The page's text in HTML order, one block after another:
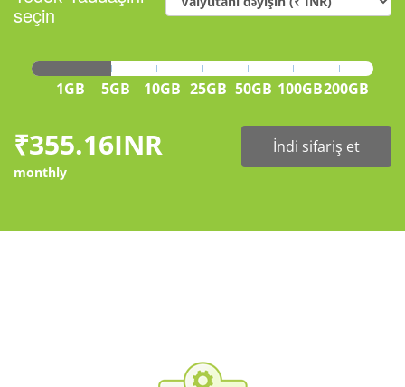
seçin
1GB 5GB 10GB 25GB 50GB 100GB200GB
₹355.16INR
monthly
İndi sifariş et